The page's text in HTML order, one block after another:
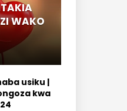
WAKO
usiku |
kwa